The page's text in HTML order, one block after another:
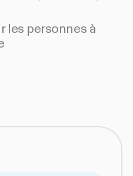
les personnes à